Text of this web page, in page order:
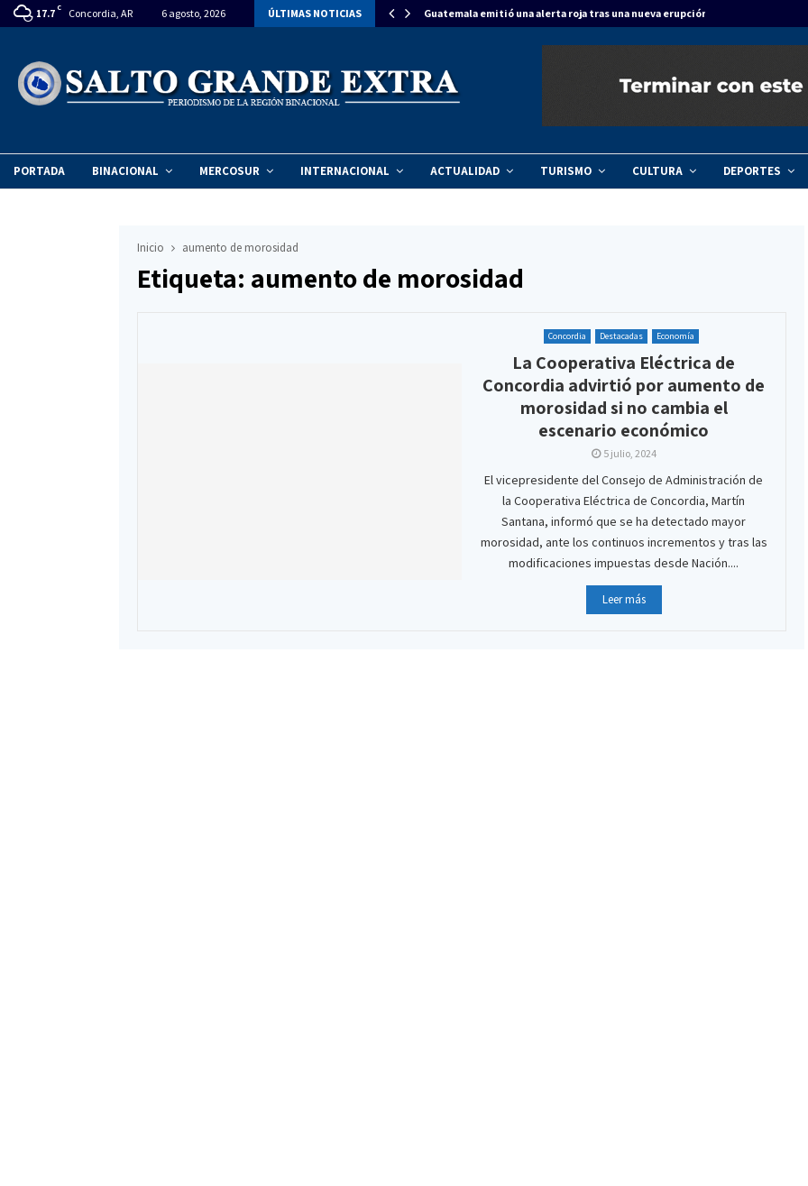
17.7 C Concordia, AR 6 agosto, 2026 ÚLTIMAS NOTICIAS
declara de interés el Año Internacional de la… Guatemala emitió una alerta roja tras una nueva erupción del…
PORTADA BINACIONAL MERCOSUR INTERNACIONAL ACTUALIDAD TURISMO CULTURA DEPORTES
Inicio aumento de morosidad
Etiqueta: aumento de morosidad
Concordia Destacadas Economía
La Cooperativa Eléctrica de
Concordia advirtió por aumento de
morosidad si no cambia el
escenario económico
5 julio, 2024
El vicepresidente del Consejo de Administración de
la Cooperativa Eléctrica de Concordia, Martín
Santana, informó que se ha detectado mayor
morosidad, ante los continuos incrementos y tras las
modificaciones impuestas desde Nación....
Leer más